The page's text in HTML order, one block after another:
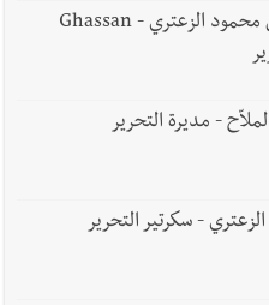
الصحافي السفير غسان محمود الزعتري - Ghassan
- مديرة التحرير
- سكرتير التحرير